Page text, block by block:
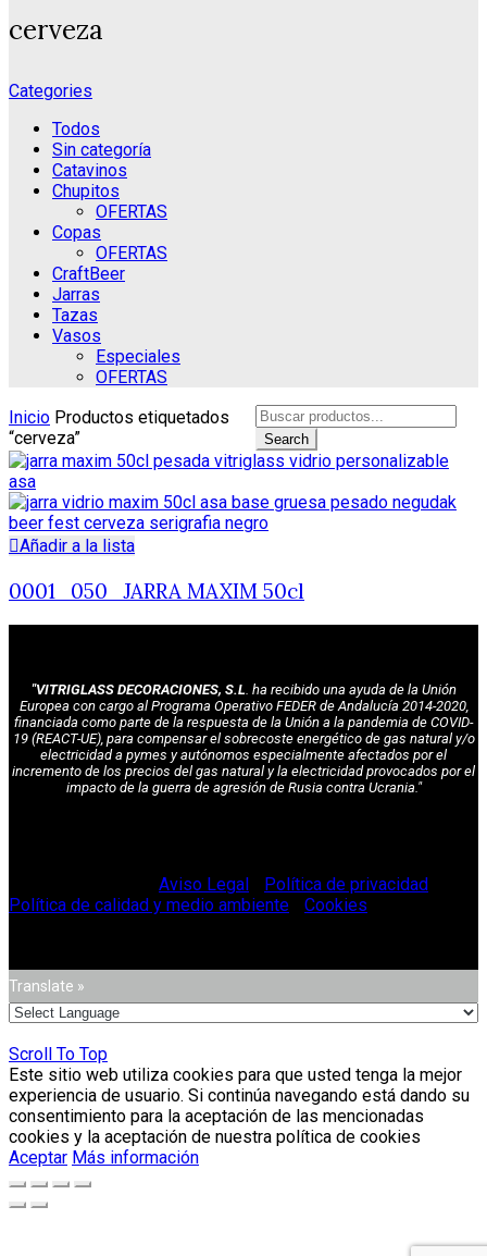
cerveza
Categories
Todos
Sin categoría
Catavinos
Chupitos
OFERTAS
Copas
OFERTAS
CraftBeer
Jarras
Tazas
Vasos
Especiales
OFERTAS
Inicio Productos etiquetados
“cerveza”
Search
for:
Search
Añadir a la lista
0001_050_JARRA MAXIM 50cl
"VITRIGLASS DECORACIONES, S.L . ha recibido una ayuda de la Unión
Europea con cargo al Programa Operativo FEDER de Andalucía 2014-2020,
financiada como parte de la respuesta de la Unión a la pandemia de COVID-
19 (REACT-UE), para compensar el sobrecoste energético de gas natural y/o
electricidad a pymes y autónomos especialmente afectados por el
incremento de los precios del gas natural y la electricidad provocados por el
impacto de la guerra de agresión de Rusia contra Ucrania."
Aviso Legal Política de privacidad
Política de calidad y medio ambiente
Cookies
Translate »
Scroll To Top
Este sitio web utiliza cookies para que usted tenga la mejor
experiencia de usuario. Si continúa navegando está dando su
consentimiento para la aceptación de las mencionadas
cookies y la aceptación de nuestra política de cookies
Aceptar Más información